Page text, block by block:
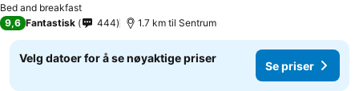
Bed and breakfast
9,6 Fantastisk 444 1.7 km til Sentrum
Velg datoer for å se nøyaktige priser
Se priser